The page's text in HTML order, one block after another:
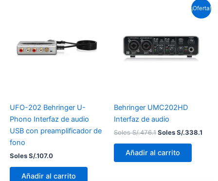
UFO-202 Behringer U-
Phono Interfaz de audio
USB con preamplificador de
fono
Soles S/.107.0
Añadir al carrito
¡Oferta!
Behringer UMC202HD
Interfaz de audio
Soles S/.476.1
Soles
S/.476.1.
Soles S/.338.1
El
Añadir al carrito